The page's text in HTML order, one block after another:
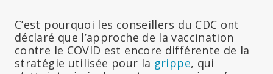
C’est pourquoi les conseillers du CDC ont
déclaré que l’approche de la vaccination
contre le COVID est encore différente de la
stratégie utilisée pour la grippe, qui